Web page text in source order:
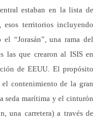
estaban en la lista de
territorios incluyendo
“Jorasán”, una rama del
las que crearon al ISIS en
de EEUU. El propósito
contenimiento de la gran
seda marítima y el cinturón
una carretera) a través de